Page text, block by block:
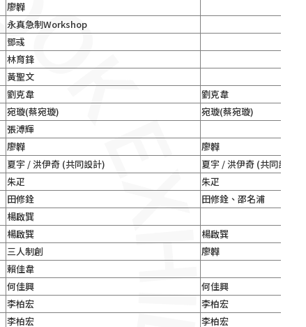
廖韡
永真急制Workshop
鄧彧
林育鋒
黃聖文
劉克韋
劉克韋
宛璇(蔡宛璇)
宛璇(蔡宛璇)
張溥輝
廖韡
廖韡
夏宇 / 洪伊奇 (共同設計)
夏宇 / 洪伊奇 (共同設計)
朱疋
朱疋
田修銓
田修銓、邵名浦
楊啟巽
楊啟巽
楊啟巽
三人制創
廖韡
賴佳韋
何佳興
何佳興
李柏宏
李柏宏
李柏宏
李柏宏